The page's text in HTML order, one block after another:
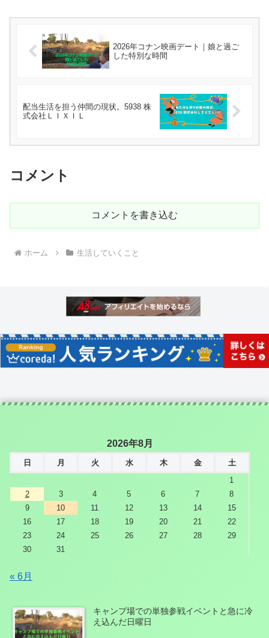
2026年コナン映画デート｜娘と過ご
した特別な時間
配当生活を担う仲間の現状。5938 株
式会社ＬＩＸＩＬ
コメント
コメントを書き込む
ホーム 生活していくこと
2026年8月
日 月 火 水 木 金
土
1
2
3 4 5 6 7
8
9
10 11 12 13 14
15
16
17 18 19 20 21
22
23
24 25 26 27 28
29
30
31
« 6月
キャンプ場での単独参戦イベントと急に冷
え込んだ日曜日